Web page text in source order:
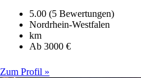
5.00 (5 Bewertungen)
Nordrhein-Westfalen
km
Ab 3000 €
Zum Profil »